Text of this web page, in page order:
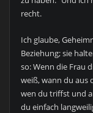
recht.
Ich glaube,
Beziehung; sie
so: Wenn die Frau
weiß, wann du aus
wen du triffst und
du einfach